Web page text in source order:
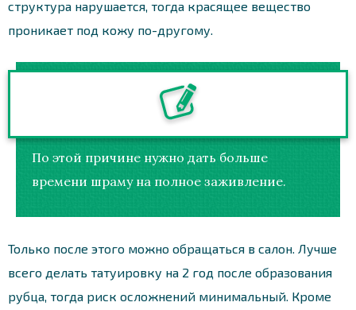
структура нарушается, тогда красящее вещество
проникает под кожу по-другому.
По этой причине нужно дать больше
времени шраму на полное заживление.
Только после этого можно обращаться в салон. Лучше
всего делать татуировку на 2 год после образования
рубца, тогда риск осложнений минимальный. Кроме